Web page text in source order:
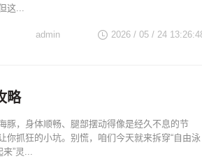
这...
2026 / 05 / 24
admin
略
豚，身体顺畅、腿部摆动得像是经久不息的节
抓狂的小坑。别慌，咱们今天就来拆穿“自由泳
来”灵...